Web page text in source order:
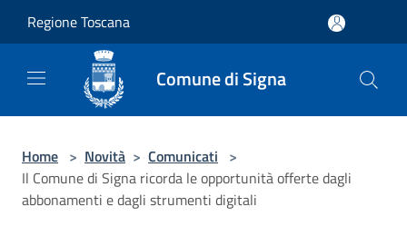
Regione Toscana
Comune di Signa
Home > Novità > Comunicati >
Il Comune di Signa ricorda le opportunità offerte dagli
abbonamenti e dagli strumenti digitali